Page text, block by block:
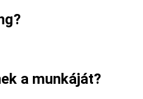
a munkáját?